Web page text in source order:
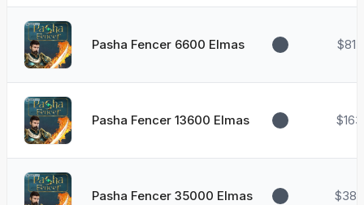
Pasha Fencer 6600 Elmas
Pasha Fencer 13600 Elmas
Pasha Fencer 35000 Elmas